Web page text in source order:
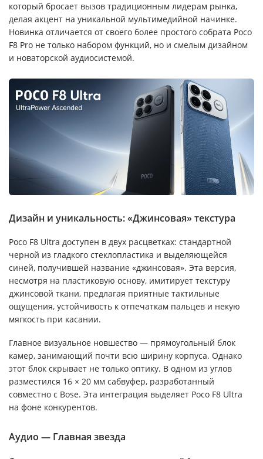
который бросает вызов традиционным лидерам рынка,
делая акцент на уникальной мультимедийной начинке.
Новинка отличается от своего более простого собрата Poco
F8 Pro не только набором функций, но и смелым дизайном
и новаторской аудиосистемой.
Дизайн и уникальность: «Джинсовая» текстура
Poco F8 Ultra доступен в двух расцветках: стандартной
черной из гладкого стеклопластика и выделяющейся
синей, получившей название «джинсовая». Эта версия,
несмотря на пластиковую основу, имитирует текстуру
джинсовой ткани, предлагая приятные тактильные
ощущения, устойчивость к отпечаткам пальцев и некую
мягкость при касании.
Главное визуальное новшество — прямоугольный блок
камер, занимающий почти всю ширину корпуса. Однако
этот блок скрывает не только оптику. В одном из углов
разместился 16 × 20 мм сабвуфер, разработанный
совместно с Bose. Эта интеграция выделяет Poco F8 Ultra
на фоне конкурентов.
Аудио — Главная звезда